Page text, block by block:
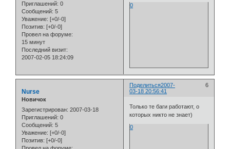
Приглашений: 0
Сообщений: 5
Уважение: [+0/-0]
Позитив: [+0/-0]
Провел на форуме:
15 минут
Последний визит:
2007-02-05 18:24:09
0
Поделиться 6
2007-
03-18 20:56:41
Nurse
Новичок
Зарегистрирован: 2007-03-18
Приглашений: 0
Сообщений: 5
Уважение: [+0/-0]
Позитив: [+0/-0]
Только те баги работают, о
которых никто не знает)
0